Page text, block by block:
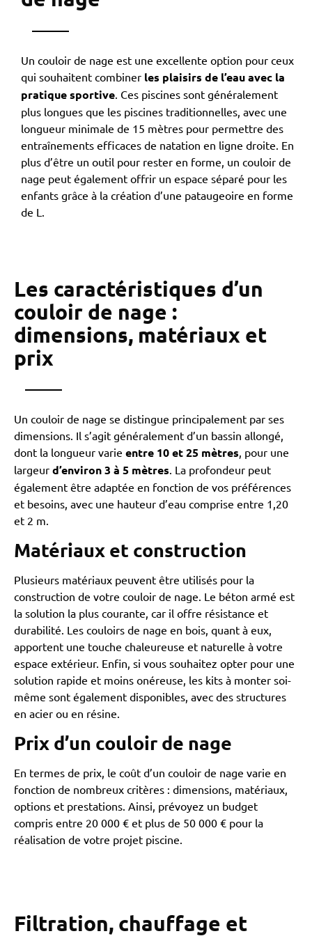
Un couloir de nage est une excellente option pour ceux
qui souhaitent combiner les plaisirs de l’eau avec la
pratique sportive. Ces piscines sont généralement
plus longues que les piscines traditionnelles, avec une
longueur minimale de 15 mètres pour permettre des
entraînements efficaces de natation en ligne droite. En
plus d’être un outil pour rester en forme, un couloir de
nage peut également offrir un espace séparé pour les
enfants grâce à la création d’une pataugeoire en forme
de L.
Les caractéristiques d’un
couloir de nage :
dimensions, matériaux et
prix
Un couloir de nage se distingue principalement par ses
dimensions. Il s’agit généralement d’un bassin allongé,
dont la longueur varie entre 10 et 25 mètres, pour une
largeur d’environ 3 à 5 mètres. La profondeur peut
également être adaptée en fonction de vos préférences
et besoins, avec une hauteur d’eau comprise entre 1,20
et 2 m.
Matériaux et construction
Plusieurs matériaux peuvent être utilisés pour la
construction de votre couloir de nage. Le béton armé est
la solution la plus courante, car il offre résistance et
durabilité. Les couloirs de nage en bois, quant à eux,
apportent une touche chaleureuse et naturelle à votre
espace extérieur. Enfin, si vous souhaitez opter pour une
solution rapide et moins onéreuse, les kits à monter soi-
même sont également disponibles, avec des structures
en acier ou en résine.
Prix d’un couloir de nage
En termes de prix, le coût d’un couloir de nage varie en
fonction de nombreux critères : dimensions, matériaux,
options et prestations. Ainsi, prévoyez un budget
compris entre 20 000 € et plus de 50 000 € pour la
réalisation de votre projet piscine.
Filtration, chauffage et